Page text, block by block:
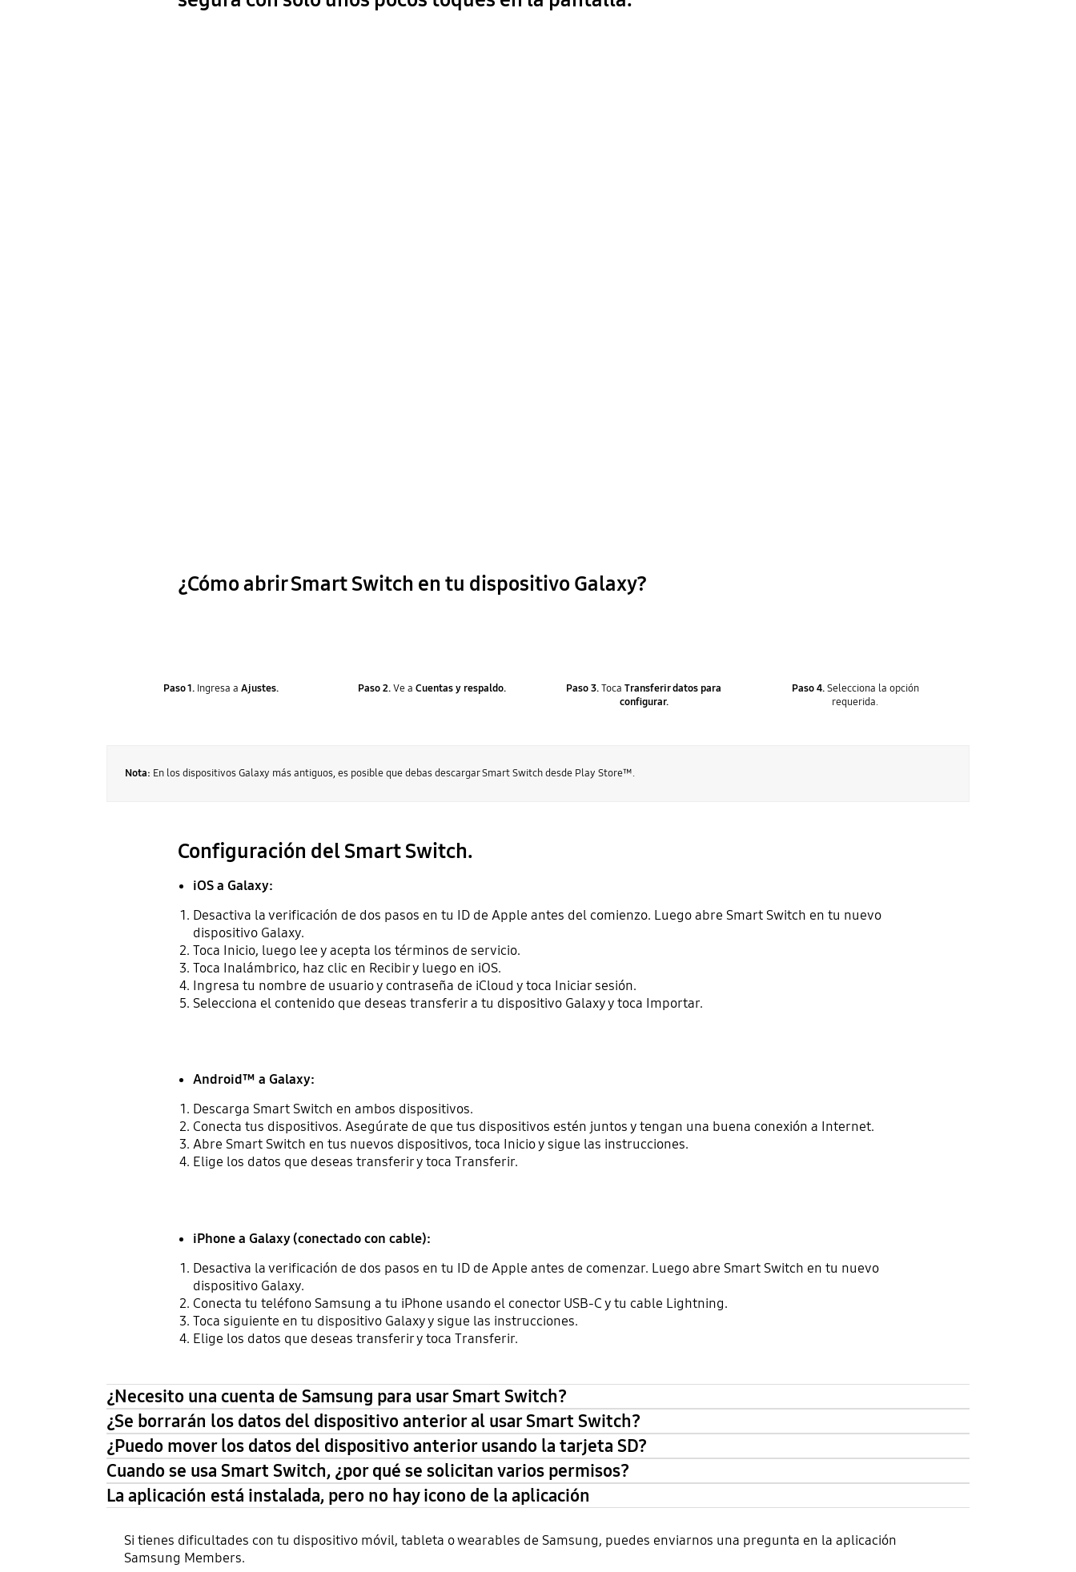
¿Cómo abrir Smart Switch en tu dispositivo Galaxy?
Paso 1.Ingresa a Ajustes. Paso 2.Ve aCuentas y respaldo. Paso 3.TocaTransferir datos para
configurar.
Paso 4.Selecciona la opción
requerida.
Nota: En los dispositivos Galaxy más antiguos, es posible que debas descargar Smart Switch desde Play Store™.
Configuración del Smart Switch.
iOS a Galaxy:
Desactiva la verificación de dos pasos en tu ID de Apple antes del comienzo. Luego abre Smart Switch en tu nuevo
dispositivo Galaxy.
Toca Inicio, luego lee y acepta los términos de servicio.
Toca Inalámbrico, haz clic en Recibir y luego en iOS.
Ingresa tu nombre de usuario y contraseña de iCloud y toca Iniciar sesión.
Selecciona el contenido que deseas transferir a tu dispositivo Galaxy y toca Importar.
Android™ a Galaxy:
Descarga Smart Switch en ambos dispositivos.
Conecta tus dispositivos. Asegúrate de que tus dispositivos estén juntos y tengan una buena conexión a Internet.
Abre Smart Switch en tus nuevos dispositivos, toca Inicio y sigue las instrucciones.
Elige los datos que deseas transferir y toca Transferir.
iPhone a Galaxy (conectado con cable):
Desactiva la verificación de dos pasos en tu ID de Apple antes de comenzar. Luego abre Smart Switch en tu nuevo
dispositivo Galaxy.
Conecta tu teléfono Samsung a tu iPhone usando el conector USB-C y tu cable Lightning.
Toca siguiente en tu dispositivo Galaxy y sigue las instrucciones.
Elige los datos que deseas transferir y toca Transferir.
¿Necesito una cuenta de Samsung para usar Smart Switch?
¿Se borrarán los datos del dispositivo anterior al usar Smart Switch?
¿Puedo mover los datos del dispositivo anterior usando la tarjeta SD?
Cuando se usa Smart Switch, ¿por qué se solicitan varios permisos?
La aplicación está instalada, pero no hay icono de la aplicación
Si tienes dificultades con tu dispositivo móvil, tableta o wearables de Samsung, puedes enviarnos una pregunta en la aplicación
Samsung Members.